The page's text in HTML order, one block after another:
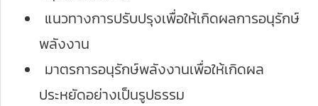
แนวทางการปรับปรุงเพื่อให้เกิดผลการอนุรักษ์
พลังงาน
มาตรการอนุรักษ์พลังงานเพื่อให้เกิดผล
ประหยัดอย่างเป็นรูปธรรม